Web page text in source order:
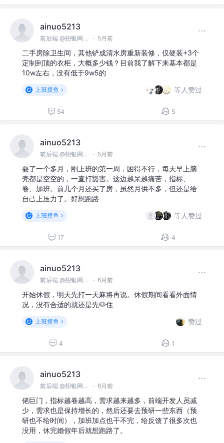
ainuo5213
前后端 @招银网络科技 · 5月前
二手房除卫生间，其他铲成清水房重新装修，仅硬装+3个
定制到顶的衣柜，大概多少钱？目前我了解下来基本都是
10w左右，没有低于9w5的
上班摸鱼 等人赞过
54 5
ainuo5213
前后端 @招银网络科技 · 5月前
耍了一个多月，刚上班的第一周，困得不行，每天早上脑
壳都是空空的，一直打豁害。这边越呆越痛苦，指标、
卷、加班。前几个月还买了房，虽然月供不多，但还是给
自己上压力了。好想跑路
上班摸鱼 等人赞过
17 4
ainuo5213
前后端 @招银网络科技 · 6月前
开始休假，明天先打一天麻将再说。休假期间看看外面情
况，没有合适的就还是先🐶住
上班摸鱼 赞过
4 1
ainuo5213
前后端 @招银网络科技 · 6月前
佬巨门，指标越卷越高，需求越来越多，前端开发人员减
少，需求也是保持增长的，然后还要去预研一些东西（预
研也不给时间），加班加点也干不完，给反馈了很多次也
没用，休完婚假年后就想跑路了。